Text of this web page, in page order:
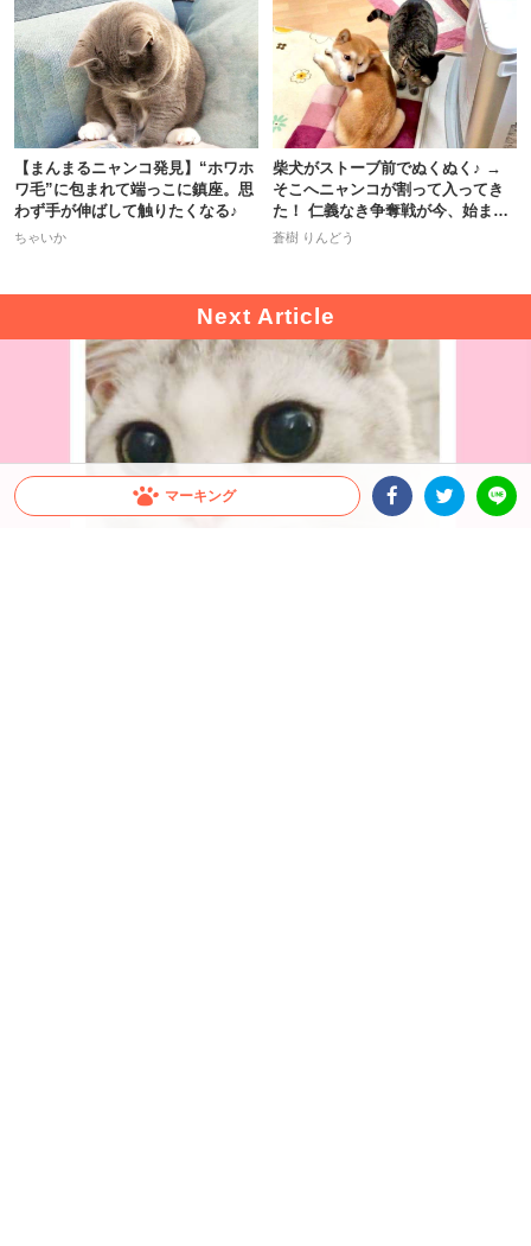
マーキング
【まんまるニャンコ発見】“ホワホ
ワ毛”に包まれて端っこに鎮座。思
わず手が伸ばして触りたくなる♪
ちゃいか
柴犬がストーブ前でぬくぬく♪ →
そこへニャンコが割って入ってき
た！ 仁義なき争奪戦が今、始ま
る！？
蒼樹 りんどう